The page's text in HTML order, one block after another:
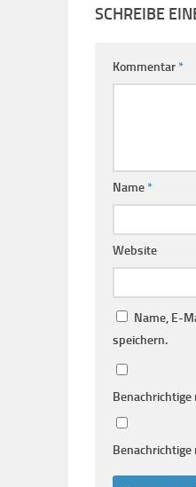
SCHREIBE
Kommentar*
Name*
Website
Name, E-
speichern.
Benachrichtige